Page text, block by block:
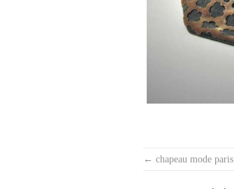
Post
← chapeau mode paris